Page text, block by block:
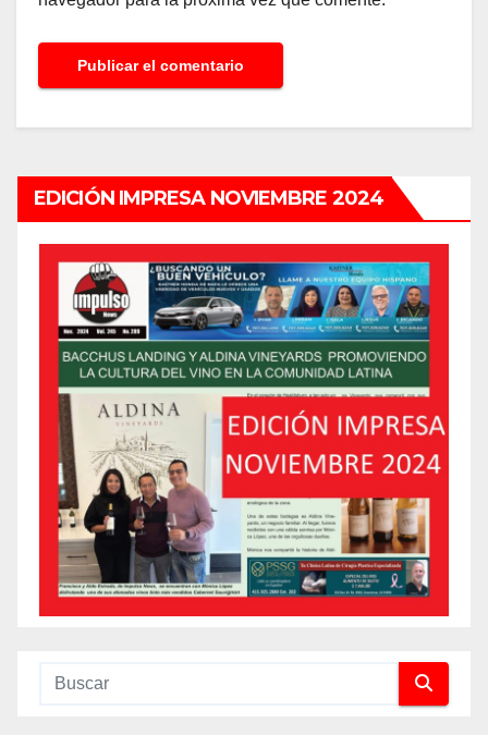
EDICIÓN IMPRESA NOVIEMBRE 2024